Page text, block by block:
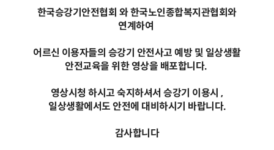
한국승강기안전협회 와 한국노인종합복지관협회와
연계하여
어르신 이용자들의 승강기 안전사고 예방 및 일상생활
안전교육을 위한 영상을 배포합니다.
영상시청 하시고 숙지하셔서 승강기 이용시 ,
일상생활에서도 안전에 대비하시기 바랍니다.
감사합니다